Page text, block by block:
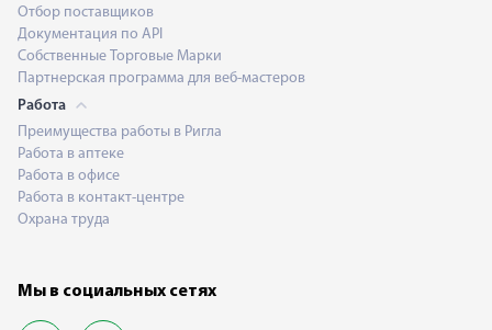
Отбор поставщиков
Документация по API
Собственные Торговые Марки
Партнерская программа для веб-мастеров
Работа
Преимущества работы в Ригла
Работа в аптеке
Работа в офисе
Работа в контакт-центре
Охрана труда
Мы в социальных сетях